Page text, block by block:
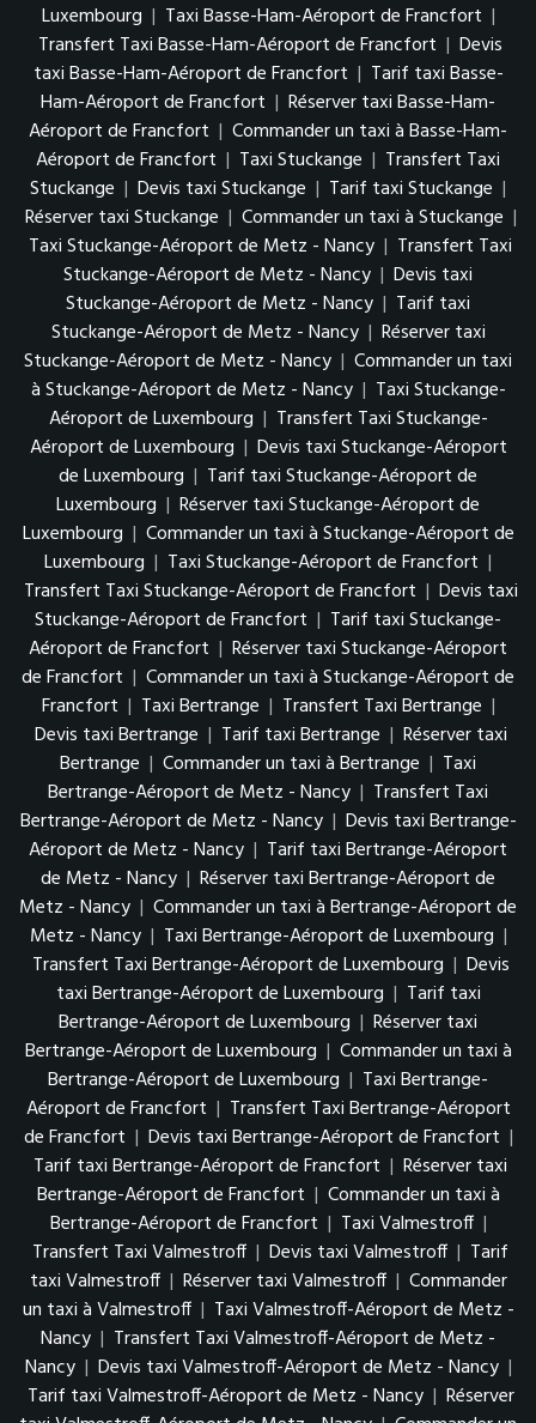
Luxembourg | Taxi Basse-Ham-Aéroport de Francfort |
Transfert Taxi Basse-Ham-Aéroport de Francfort | Devis
taxi Basse-Ham-Aéroport de Francfort | Tarif taxi Basse-
Ham-Aéroport de Francfort | Réserver taxi Basse-Ham-
Aéroport de Francfort | Commander un taxi à Basse-Ham-
Aéroport de Francfort | Taxi Stuckange | Transfert Taxi
Stuckange | Devis taxi Stuckange | Tarif taxi Stuckange |
Réserver taxi Stuckange | Commander un taxi à Stuckange |
Taxi Stuckange-Aéroport de Metz - Nancy | Transfert Taxi
Stuckange-Aéroport de Metz - Nancy | Devis taxi
Stuckange-Aéroport de Metz - Nancy | Tarif taxi
Stuckange-Aéroport de Metz - Nancy | Réserver taxi
Stuckange-Aéroport de Metz - Nancy | Commander un taxi
à Stuckange-Aéroport de Metz - Nancy | Taxi Stuckange-
Aéroport de Luxembourg | Transfert Taxi Stuckange-
Aéroport de Luxembourg | Devis taxi Stuckange-Aéroport
de Luxembourg | Tarif taxi Stuckange-Aéroport de
Luxembourg | Réserver taxi Stuckange-Aéroport de
Luxembourg | Commander un taxi à Stuckange-Aéroport de
Luxembourg | Taxi Stuckange-Aéroport de Francfort |
Transfert Taxi Stuckange-Aéroport de Francfort | Devis taxi
Stuckange-Aéroport de Francfort | Tarif taxi Stuckange-
Aéroport de Francfort | Réserver taxi Stuckange-Aéroport
de Francfort | Commander un taxi à Stuckange-Aéroport de
Francfort | Taxi Bertrange | Transfert Taxi Bertrange |
Devis taxi Bertrange | Tarif taxi Bertrange | Réserver taxi
Bertrange | Commander un taxi à Bertrange | Taxi
Bertrange-Aéroport de Metz - Nancy | Transfert Taxi
Bertrange-Aéroport de Metz - Nancy | Devis taxi Bertrange-
Aéroport de Metz - Nancy | Tarif taxi Bertrange-Aéroport
de Metz - Nancy | Réserver taxi Bertrange-Aéroport de
Metz - Nancy | Commander un taxi à Bertrange-Aéroport de
Metz - Nancy | Taxi Bertrange-Aéroport de Luxembourg |
Transfert Taxi Bertrange-Aéroport de Luxembourg | Devis
taxi Bertrange-Aéroport de Luxembourg | Tarif taxi
Bertrange-Aéroport de Luxembourg | Réserver taxi
Bertrange-Aéroport de Luxembourg | Commander un taxi à
Bertrange-Aéroport de Luxembourg | Taxi Bertrange-
Aéroport de Francfort | Transfert Taxi Bertrange-Aéroport
de Francfort | Devis taxi Bertrange-Aéroport de Francfort |
Tarif taxi Bertrange-Aéroport de Francfort | Réserver taxi
Bertrange-Aéroport de Francfort | Commander un taxi à
Bertrange-Aéroport de Francfort | Taxi Valmestroff |
Transfert Taxi Valmestroff | Devis taxi Valmestroff | Tarif
taxi Valmestroff | Réserver taxi Valmestroff | Commander
un taxi à Valmestroff | Taxi Valmestroff-Aéroport de Metz -
Nancy | Transfert Taxi Valmestroff-Aéroport de Metz -
Nancy | Devis taxi Valmestroff-Aéroport de Metz - Nancy |
Tarif taxi Valmestroff-Aéroport de Metz - Nancy | Réserver